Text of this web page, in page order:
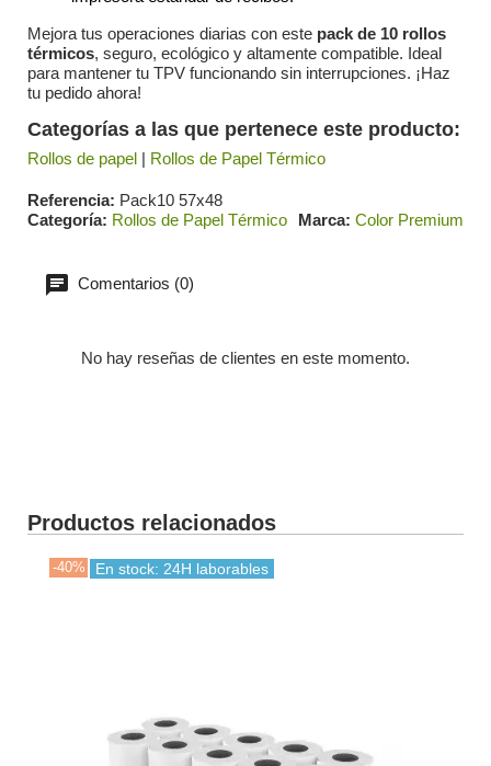
Mejora tus operaciones diarias con este pack de 10 rollos
térmicos, seguro, ecológico y altamente compatible. Ideal
para mantener tu TPV funcionando sin interrupciones. ¡Haz
tu pedido ahora!
Categorías a las que pertenece este producto:
Rollos de papel | Rollos de Papel Térmico
Referencia Pack10 57x48
Categoría Rollos de Papel Térmico Marca Color Premium
Comentarios (0)
No hay reseñas de clientes en este momento.
Productos relacionados
-40% En stock: 24H laborables